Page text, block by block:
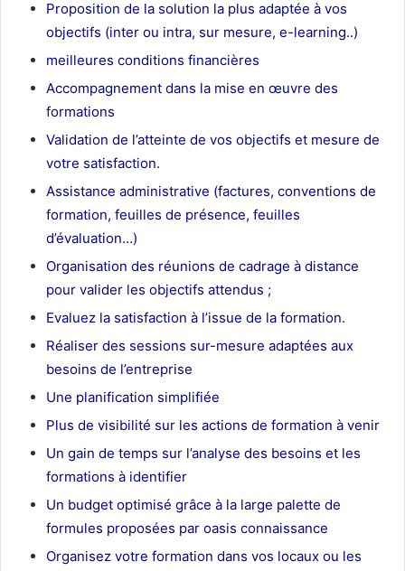
Proposition de la solution la plus adaptée à vos
objectifs (inter ou intra, sur mesure, e-learning..)
meilleures conditions financières
Accompagnement dans la mise en œuvre des
formations
Validation de l’atteinte de vos objectifs et mesure de
votre satisfaction.
Assistance administrative (factures, conventions de
formation, feuilles de présence, feuilles
d’évaluation…)
Organisation des réunions de cadrage à distance
pour valider les objectifs attendus ;
Evaluez la satisfaction à l’issue de la formation.
Réaliser des sessions sur-mesure adaptées aux
besoins de l’entreprise
Une planification simplifiée
Plus de visibilité sur les actions de formation à venir
Un gain de temps sur l’analyse des besoins et les
formations à identifier
Un budget optimisé grâce à la large palette de
formules proposées par oasis connaissance
Organisez votre formation dans vos locaux ou les